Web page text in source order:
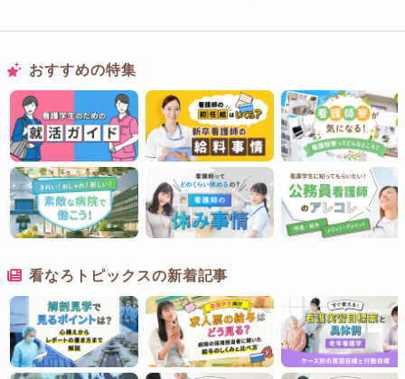
おすすめの特集
看なろトピックスの新着記事